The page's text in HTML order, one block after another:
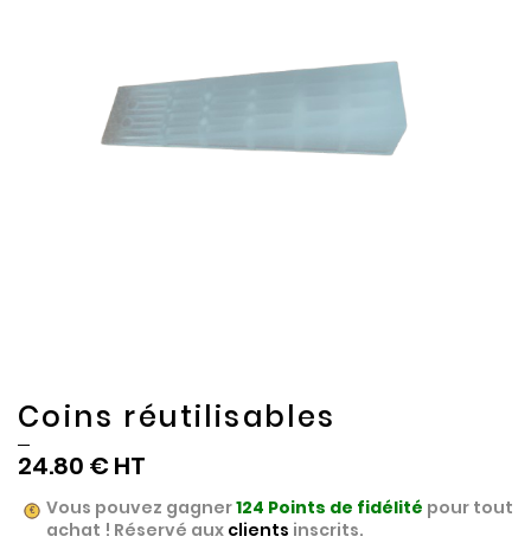
Coins réutilisables
24.80 €
Vous pouvez gagner124 Points de fidélité pour tout
achat ! Réservé aux clients inscrits.